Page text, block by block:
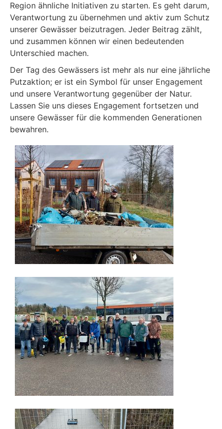
Region ähnliche Initiativen zu starten. Es geht darum,
Verantwortung zu übernehmen und aktiv zum Schutz
unserer Gewässer beizutragen. Jeder Beitrag zählt,
und zusammen können wir einen bedeutenden
Unterschied machen.
Der Tag des Gewässers ist mehr als nur eine jährliche
Putzaktion; er ist ein Symbol für unser Engagement
und unsere Verantwortung gegenüber der Natur.
Lassen Sie uns dieses Engagement fortsetzen und
unsere Gewässer für die kommenden Generationen
bewahren.